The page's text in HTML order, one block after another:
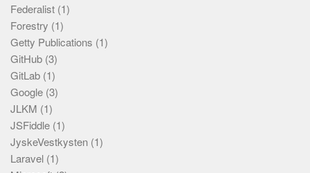
Federalist (1)
Forestry (1)
Getty Publications (1)
GitHub (3)
GitLab (1)
Google (3)
JLKM (1)
JSFiddle (1)
JyskeVestkysten (1)
Laravel (1)